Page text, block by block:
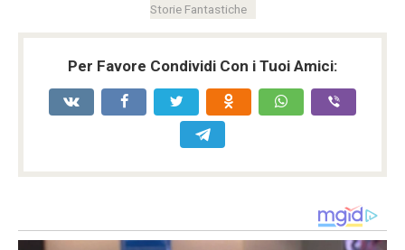
Storie Fantastiche
Per Favore Condividi Con i Tuoi Amici: